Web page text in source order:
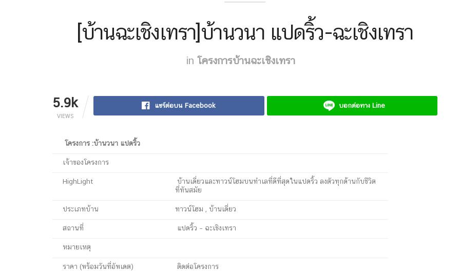
[บ้านฉะเชิงเทรา]บ้านวนา แปดริ้ว-ฉะเชิงเทรา
in โครงการบ้านฉะเชิงเทรา
5.9k
VIEWS
แชร์ต่อบน Facebook บอกต่อทาง Line
โครงการ :บ้านวนา แปดริ้ว
เจ้าของโครงการ
HighLight
บ้านเดี่ยวและทาวน์โฮมบนทำเลที่ดีที่สุดในแปดริ้ว ลงตัวทุกด้านกับชีวิต
ที่ทันสมัย
ประเภทบ้าน ทาวน์โฮม , บ้านเดี่ยว
สถานที่ แปดริ้ว – ฉะเชิงเทรา
หมายเหตุ
ราคา (พร้อมวันที่อัพเดต) ติดต่่อโครงการ